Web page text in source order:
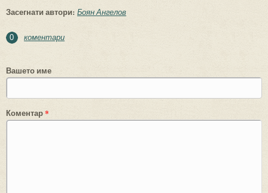
Засегнати автори: Боян Ангелов
0 коментари
Вашето име
Коментар*